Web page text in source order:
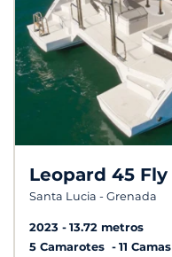
Leopard 45 Fly
Santa Lucia - Grenada
2023
13.72 metros
5 Camarotes
11 Camas